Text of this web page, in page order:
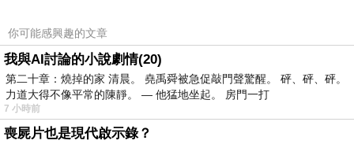
小洋子
2026-06-29 21:19:44
看一眼靜置場景
斜陽，飄蕩出的味道
你可能感興趣的文章
我與AI討論的小說劇情(20)
第二十章：燒掉的家 清晨。 堯禹舜被急促敲門聲驚醒。 砰、砰、砰。
力道大得不像平常的陳靜。 — 他猛地坐起。 房門一打
7 小時前
喪屍片也是現代啟示錄？